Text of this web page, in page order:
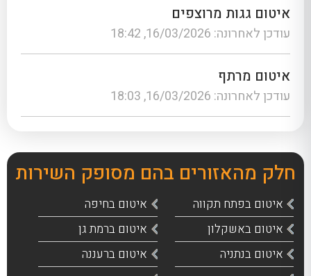
איטום גגות מרוצפים
עודכן לאחרונה: 16/03/2026, 18:42
איטום מרתף
עודכן לאחרונה: 16/03/2026, 18:03
חלק מהאזורים בהם מסופק השירות
איטום בפתח תקווה
איטום בחיפה
איטום באשקלון
איטום ברמת גן
איטום בנתניה
איטום ברעננה